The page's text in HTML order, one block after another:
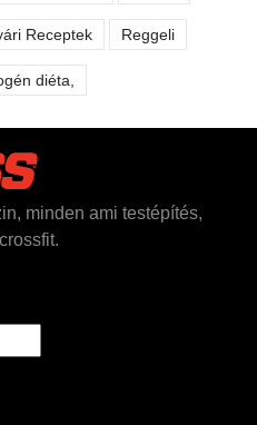
Receptek Reggeli
diéta,
minden ami testépítés,